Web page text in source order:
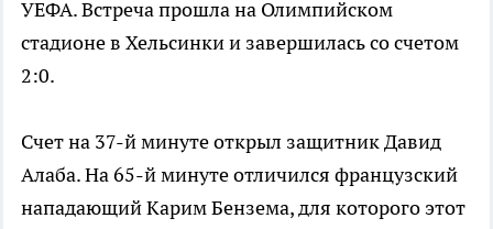
УЕФА. Встреча прошла на Олимпийском
стадионе в Хельсинки и завершилась со счетом
2:0.
Счет на 37-й минуте открыл защитник Давид
Алаба. На 65-й минуте отличился французский
нападающий Карим Бензема, для которого этот